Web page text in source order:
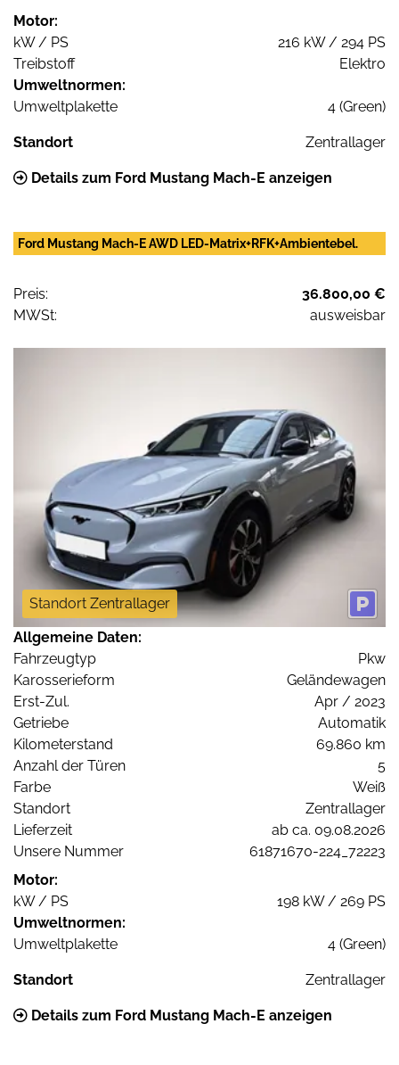
Motor:
kW / PS
216 kW / 294 PS
Treibstoff
Elektro
Umweltnormen:
Umweltplakette
4 (Green)
Standort Zentrallager
Details zum Ford Mustang Mach-E anzeigen
Ford Mustang Mach-E AWD LED-Matrix+RFK+Ambientebel.
Preis:
36.800,00 €
MWSt:
ausweisbar
Standort Zentrallager
Allgemeine Daten:
Fahrzeugtyp
Pkw
Karosserieform
Geländewagen
Erst-Zul.
Apr / 2023
Getriebe
Automatik
Kilometerstand
69.860 km
Anzahl der Türen
5
Farbe
Weiß
Standort
Zentrallager
Lieferzeit
ab ca. 09.08.2026
Unsere Nummer
61871670-224_72223
Motor:
kW / PS
198 kW / 269 PS
Umweltnormen:
Umweltplakette
4 (Green)
Standort Zentrallager
Details zum Ford Mustang Mach-E anzeigen